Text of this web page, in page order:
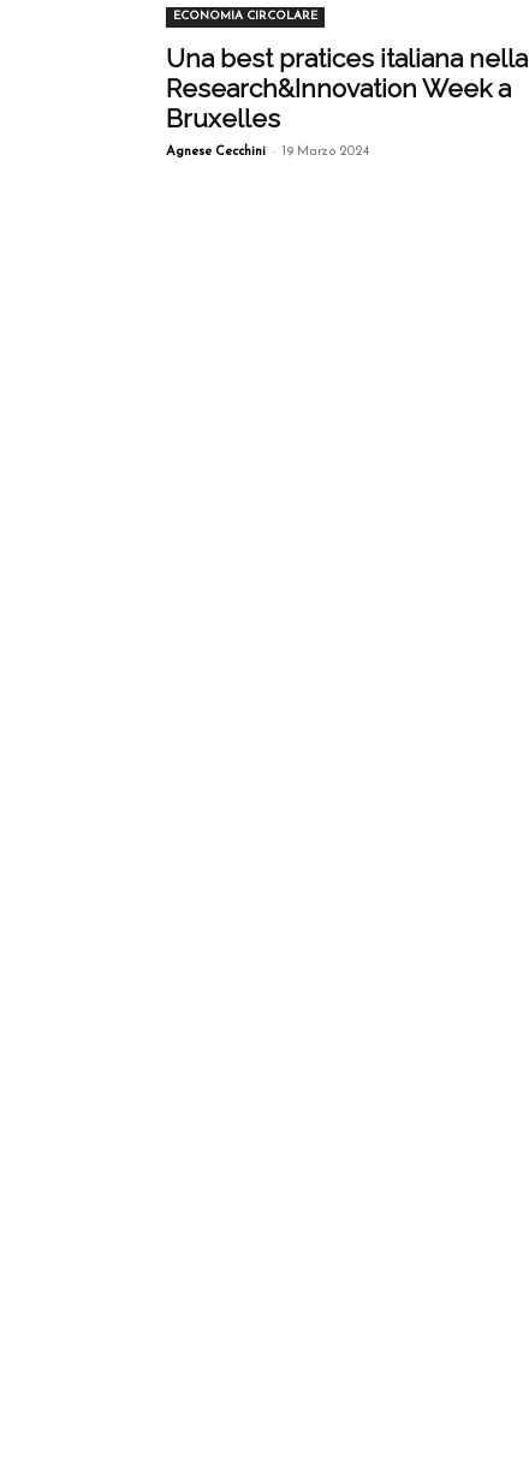
ECONOMIA CIRCOLARE
Una best pratices italiana nella
Research&Innovation Week a
Bruxelles
Agnese Cecchini - 19 Marzo 2024